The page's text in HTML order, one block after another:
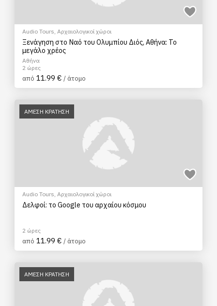
Audio Tours, Αρχαιολογικοί χώροι
Ξενάγηση στο Ναό του Ολυμπίου Διός, Αθήνα: Το
μεγάλο χρέος
Αθήνα
2 ώρες
από 11.99 € / άτομο
ΑΜΕΣΗ ΚΡΑΤΗΣΗ
Audio Tours, Αρχαιολογικοί χώροι
Δελφοί: το Google του αρχαίου κόσμου
2 ώρες
από 11.99 € / άτομο
ΑΜΕΣΗ ΚΡΑΤΗΣΗ